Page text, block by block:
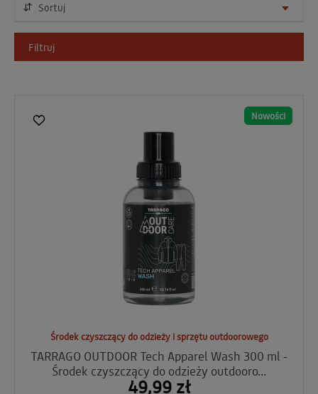
Sortuj
Filtruj
Nowości
Środek czyszczący do odzieży i sprzętu outdoorowego
TARRAGO OUTDOOR Tech Apparel Wash 300 ml -
Środek czyszczący do odzieży outdooro...
49,99 zł